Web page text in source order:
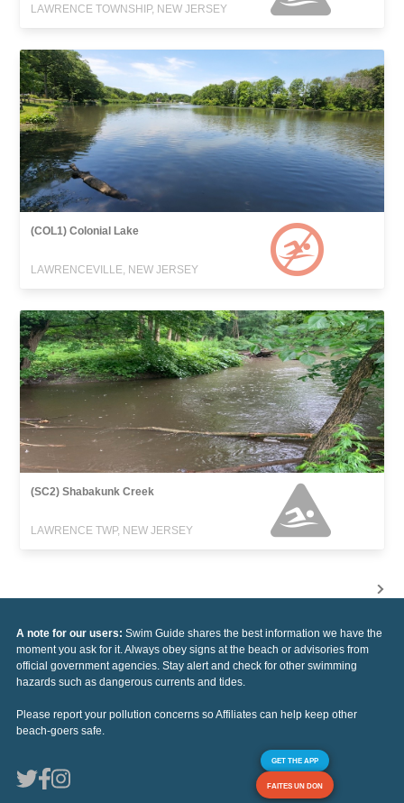
LAWRENCE TOWNSHIP, NEW JERSEY
(COL1) Colonial Lake
LAWRENCEVILLE, NEW JERSEY
(SC2) Shabakunk Creek
LAWRENCE TWP, NEW JERSEY
A note for our users: Swim Guide shares the best information we have the
moment you ask for it. Always obey signs at the beach or advisories from
official government agencies. Stay alert and check for other swimming
hazards such as dangerous currents and tides.
Please report your pollution concerns so Affiliates can help keep other
beach-goers safe.
GET THE APP
FAITES UN DON